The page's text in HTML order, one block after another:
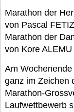
Marathon der
von Pascal
Marathon der
von Kore
Am
ganz im Zeichen
Marathon-
Laufwettbewerb